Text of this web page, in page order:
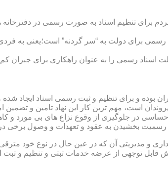
برای تنظیم اسناد به صورت رسمی در
برای دولت به “سر گردنه” است؛یعنی به
رسمی را به عنوان راهکاری برای جبران کم
بوده و برای تنظیم و ثبت رسمی اسناد
است، مهم ترین کار این نهاد تامین و
در جلوگیری از وقوع نزاع های بی مورد و
بخشیدن به عقود و تعهدات و وصول برخی
و مدیریتی آن که در عین حال در نوع خود
توجهی از عرضه خدمات ثبتی و تنظیم و ثبت